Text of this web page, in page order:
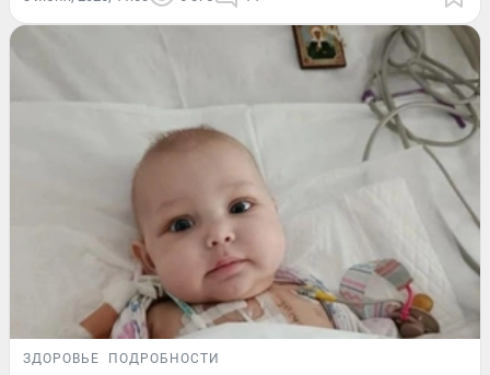
ЗДОРОВЬЕ ПОДРОБНОСТИ